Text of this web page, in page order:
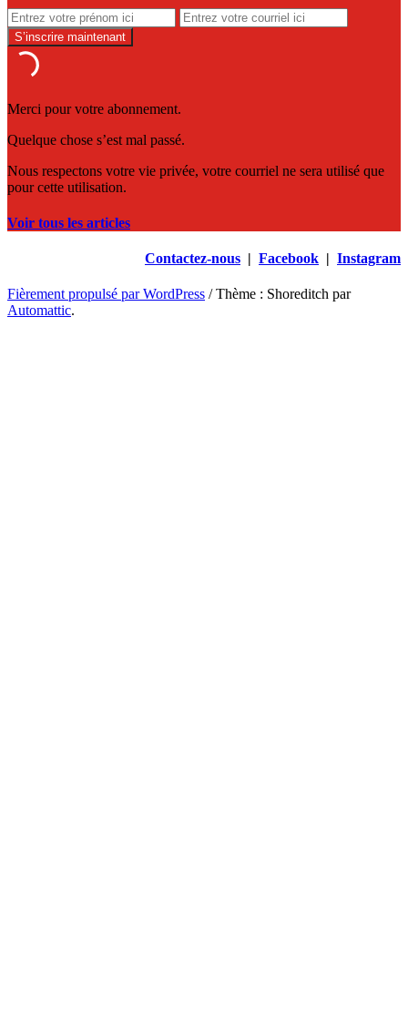
Merci pour votre abonnement.
Quelque chose s’est mal passé.
Nous respectons votre vie privée, votre courriel ne sera utilisé que
pour cette utilisation.
Voir tous les articles
Contactez-nous | Facebook | Instagram
Fièrement propulsé par WordPress /Thème : Shoreditch par
Automattic.